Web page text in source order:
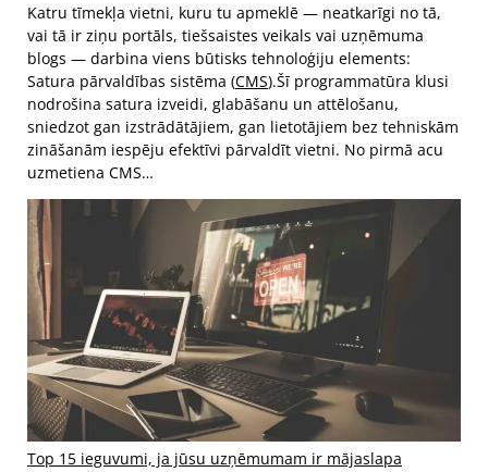
Katru tīmekļa vietni, kuru tu apmeklē — neatkarīgi no tā,
vai tā ir ziņu portāls, tiešsaistes veikals vai uzņēmuma
blogs — darbina viens būtisks tehnoloģiju elements:
Satura pārvaldības sistēma (CMS).Šī programmatūra klusi
nodrošina satura izveidi, glabāšanu un attēlošanu,
sniedzot gan izstrādātājiem, gan lietotājiem bez tehniskām
zināšanām iespēju efektīvi pārvaldīt vietni. No pirmā acu
uzmetiena CMS…
Top 15 ieguvumi, ja jūsu uzņēmumam ir mājaslapa